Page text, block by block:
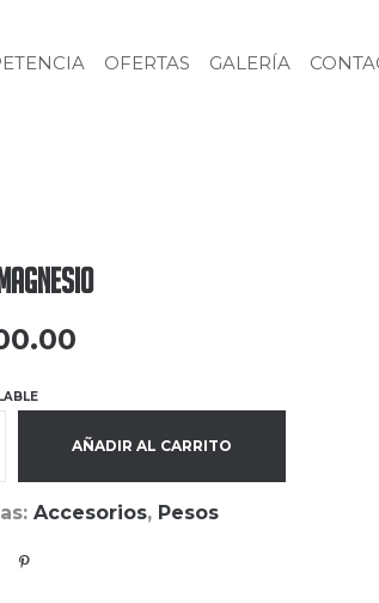
OFERTAS GALERÍA
AÑADIR AL CARRITO
Accesorios, Pesos